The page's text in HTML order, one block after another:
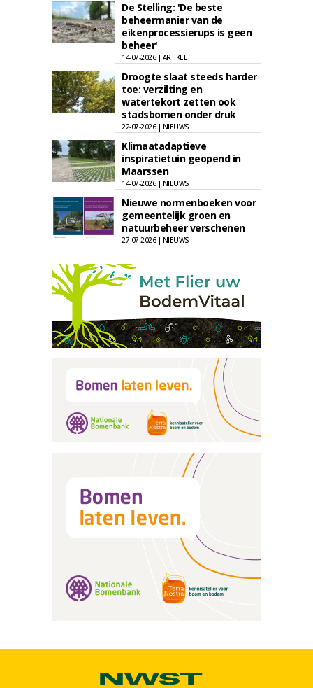
De Stelling: 'De beste
beheermanier van de
eikenprocessierups is geen
beheer'
14-07-2026 | ARTIKEL
Droogte slaat steeds harder
toe: verzilting en
watertekort zetten ook
stadsbomen onder druk
22-07-2026 | NIEUWS
Klimaatadaptieve
inspiratietuin geopend in
Maarssen
14-07-2026 | NIEUWS
Nieuwe normenboeken voor
gemeentelijk groen en
natuurbeheer verschenen
27-07-2026 | NIEUWS